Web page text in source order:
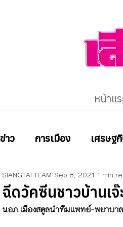
หน้าแ
ข่าว การเมือง เศรษฐ
ฉีดวัคซีนชาวบ้านเ
SIANGTAI TEAM Sep 8, 2021 1 min
นอภ.เมืองสตูลนำทีมแพทย์-พยาบา